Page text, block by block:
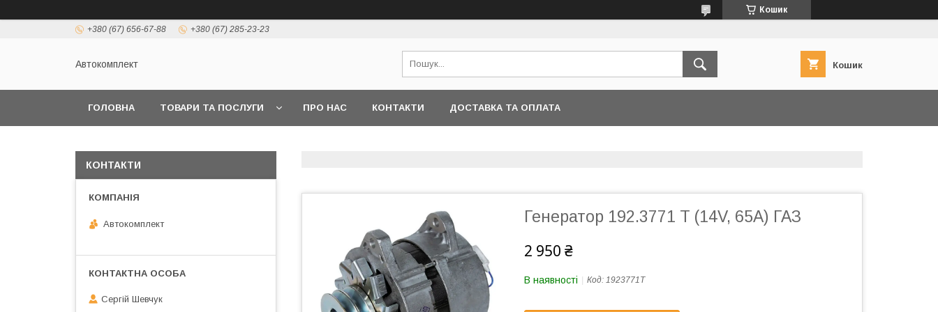
Кошик
+380 (67) 656-67-88 +380 (67) 285-23-23
Автокомплект Кошик
ГОЛОВНА ТОВАРИ ТА ПОСЛУГИ ПРО НАС КОНТАКТИ ДОСТАВКА ТА ОПЛАТА
Генератор 192.3771 Т (14V, 65A) ГАЗ
2 950 ₴
В наявності Код: 1923771Т
КОНТАКТИ
Автокомплект
Сергій Шевчук